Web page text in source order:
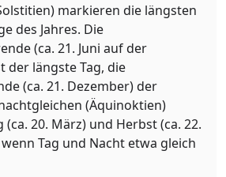
markieren die längsten
des Jahres. Die
(ca. 21. Juni auf der
der längste Tag, die
(ca. 21. Dezember) der
(Äquinoktien)
20. März) und Herbst (ca. 22.
Tag und Nacht etwa gleich